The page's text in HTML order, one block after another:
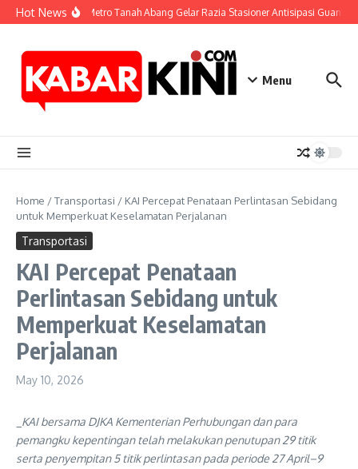
Skip to content
Hot NewsPolsek Metro Tanah Abang Gelar Razia Stasioner Antisipasi
Menu
Home /Transportasi / KAI Percepat Penataan Perlintasan Sebidang
untuk Memperkuat Keselamatan Perjalanan
Transportasi
KAI Percepat Penataan
Perlintasan Sebidang untuk
Memperkuat Keselamatan
Perjalanan
May 10, 2026
KAI bersama DJKA Kementerian Perhubungan dan para
pemangku kepentingan telah melakukan penutupan 29 titik
serta penyempitan 5 titik perlintasan pada periode 27 April–9